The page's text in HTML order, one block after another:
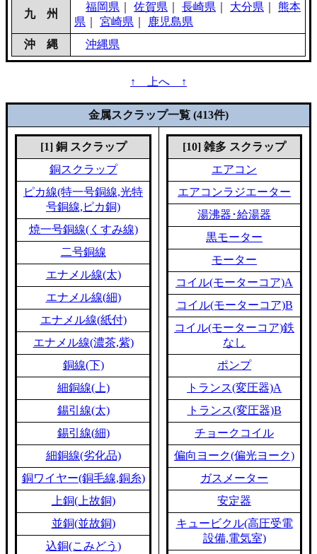
九 州
福岡県 佐賀県 長崎県 大分県
熊本
県
宮崎県
鹿児島県
沖 縄
沖縄県
↑ 上へ ↑
金属スクラップ一覧 (413件)
[1] 銅 スクラップ
銅スクラップ
ピカ線(特一号銅線,光特
号銅線,ピカ銅)
焼一号銅線(くすみ線)
二号銅線
エナメル線(太)
エナメル線(細)
エナメル線(紙付)
エナメル線(濃茶,紫)
銅線(下)
細銅線(上)
錫引線(太)
錫引線(細)
細銅線(劣化品)
銅ワイヤー(銅毛線,銅糸)
上銅(上故銅)
並銅(並故銅)
込銅(こみどう)
[10] 雑多 スクラップ
エアコン
エアコンラジエーター
湯沸器･給湯器
黒モーター
モーター
コイル(モーターコア)A
コイル(モーターコア)B
コイル(モーターコア)鉄
なし
ポンプ
トランス(変圧器)A
トランス(変圧器)B
チョークコイル
偏向ヨーク(偏光ヨーク)
ガスメーター
安定器
キュービクル(高圧受電
設備,電気室)